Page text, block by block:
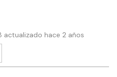
hace 2 años